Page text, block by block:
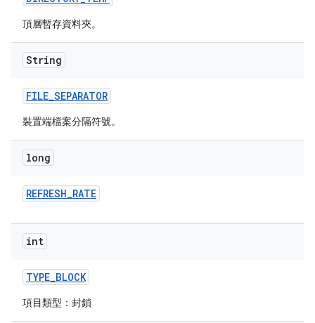
頂層暫存資料夾。
String
FILE_SEPARATOR
裝置端檔案分隔符號。
long
REFRESH_RATE
int
TYPE_BLOCK
項目類型：封鎖